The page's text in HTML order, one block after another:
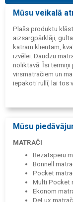
Mūsu veikalā
Plašs produktu
aizsargpārklāji,
katram klientam,
izvēlei. Daudzu
noliktavā. Īsi termiņi
virsmatračiem un
iepakoti rullī, lai tos
garantija. Iespēja
Mūsu
MATRAČI
Bezatsperu
Bonnell
Pocket
Multi Pocket
Ekonom
DeLux